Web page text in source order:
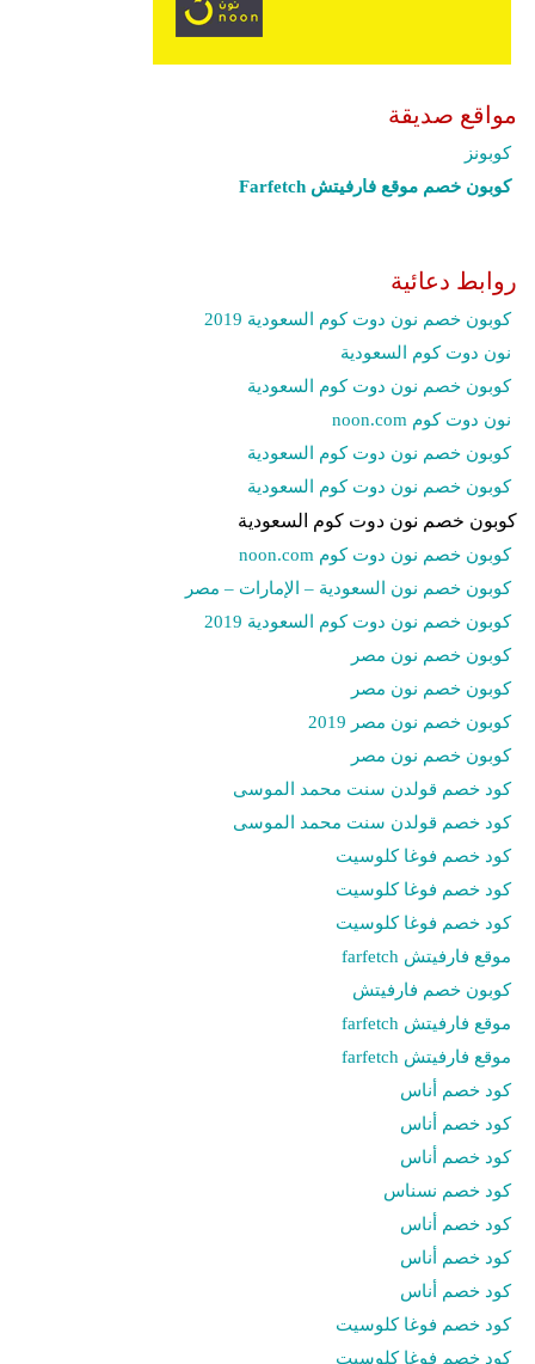
مواقع صديقة
كوبونز
كوبون خصم موقع فارفيتش Farfetch‎
روابط دعائية
كوبون خصم نون دوت كوم السعودية 2019
نون دوت كوم السعودية
كوبون خصم نون دوت كوم السعودية
نون دوت كوم noon.com
كوبون خصم نون دوت كوم السعودية
كوبون خصم نون دوت كوم السعودية
كوبون خصم نون دوت كوم السعودية
كوبون خصم نون دوت كوم noon.com
كوبون خصم نون السعودية – الإمارات – مصر
كوبون خصم نون دوت كوم السعودية 2019
كوبون خصم نون مصر
كوبون خصم نون مصر
كوبون خصم نون مصر 2019
كوبون خصم نون مصر
كود خصم قولدن سنت محمد الموسى
كود خصم قولدن سنت محمد الموسى
كود خصم فوغا كلوسيت
كود خصم فوغا كلوسيت
كود خصم فوغا كلوسيت
موقع فارفيتش farfetch
كوبون خصم فارفيتش
موقع فارفيتش farfetch
موقع فارفيتش farfetch
كود خصم أناس
كود خصم أناس
كود خصم أناس
كود خصم نسناس
كود خصم أناس
كود خصم أناس
كود خصم أناس
كود خصم فوغا كلوسيت
كود خصم فوغا كلوسيت